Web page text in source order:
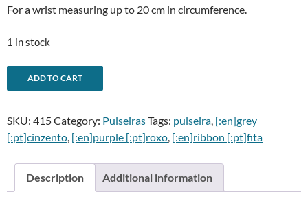
For a wrist measuring up to 20 cm in circumference.
1 in stock
Pulseira
fita
com
pérolas
Grey
ADD TO CART
e
r
a
t
SKU: 415Category: PulseirasTags: pulseira, [:en]grey
[:pt]cinzento, [:en]purple [:pt]roxo, [:en]ribbon [:pt]fita
Description Additional information